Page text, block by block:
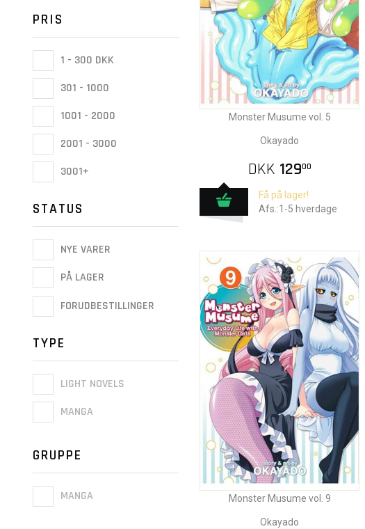
PRIS
1 - 300 DKK
301 - 1000
1001 - 2000
2001 - 3000
3001+
STATUS
NYE VARER
PÅ LAGER
FORUDBESTILLINGER
TYPE
LIGHT NOVELS
MANGA
GRUPPE
MANGA
Monster Musume vol. 5
Okayado
DKK 12900
Få på lager!
Afs.:1-5 hverdage
Monster Musume vol. 9
Okayado